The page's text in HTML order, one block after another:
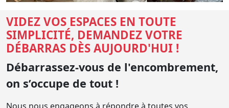
VIDEZ VOS ESPACES EN TOUTE
SIMPLICITÉ, DEMANDEZ VOTRE
DÉBARRAS DÈS AUJOURD'HUI !
Débarrassez-vous de l'encombrement,
on s’occupe de tout !